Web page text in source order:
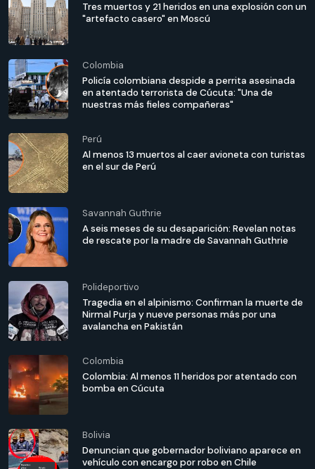
Tres muertos y 21 heridos en una explosión con un
"artefacto casero" en Moscú
Colombia
Policía colombiana despide a perrita asesinada
en atentado terrorista de Cúcuta: "Una de
nuestras más fieles compañeras"
Perú
Al menos 13 muertos al caer avioneta con turistas
en el sur de Perú
Savannah Guthrie
A seis meses de su desaparición: Revelan notas
de rescate por la madre de Savannah Guthrie
Polideportivo
Tragedia en el alpinismo: Confirman la muerte de
Nirmal Purja y nueve personas más por una
avalancha en Pakistán
Colombia
Colombia: Al menos 11 heridos por atentado con
bomba en Cúcuta
Bolivia
Denuncian que gobernador boliviano aparece en
vehículo con encargo por robo en Chile